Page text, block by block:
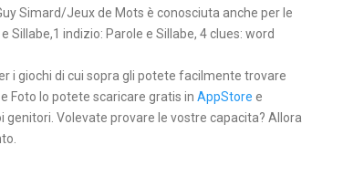
Simard/Jeux de Mots è conosciuta anche per le
Sillabe,1 indizio: Parole e Sillabe, 4 clues: word
i giochi di cui sopra gli potete facilmente trovare
Foto lo potete scaricare gratis in AppStore e
genitori. Volevate provare le vostre capacita? Allora